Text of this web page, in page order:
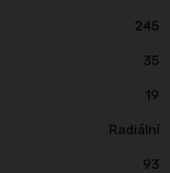
245
35
19
Radiální
93